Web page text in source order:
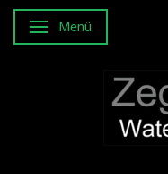
Anzeige ändern
Menü